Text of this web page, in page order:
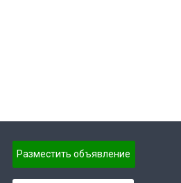
Разместить объявление